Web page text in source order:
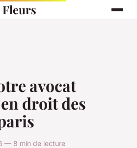
Fleurs
avocat
droit des
— 8 min de lecture